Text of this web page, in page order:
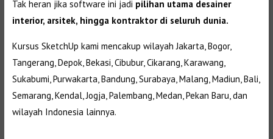
Tak heran jika software ini jadi pilihan utama desainer
interior, arsitek, hingga kontraktor di seluruh dunia.
Kursus SketchUp kami mencakup wilayah Jakarta, Bogor,
Tangerang, Depok, Bekasi, Cibubur, Cikarang, Karawang,
Sukabumi, Purwakarta, Bandung, Surabaya, Malang, Madiun, Bali,
Semarang, Kendal, Jogja, Palembang, Medan, Pekan Baru, dan
wilayah Indonesia lainnya.